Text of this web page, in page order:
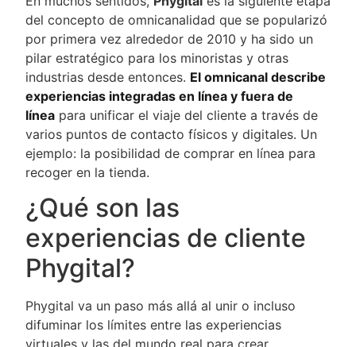
del concepto de omnicanalidad que se popularizó
por primera vez alrededor de 2010 y ha sido un
pilar estratégico para los minoristas y otras
industrias desde entonces. El omnicanal describe
experiencias integradas en línea y fuera de
línea para unificar el viaje del cliente a través de
varios puntos de contacto físicos y digitales. Un
ejemplo: la posibilidad de comprar en línea para
recoger en la tienda.
¿Qué son las
experiencias de cliente
Phygital?
Phygital va un paso más allá al unir o incluso
difuminar los límites entre las experiencias
virtuales y las del mundo real para crear